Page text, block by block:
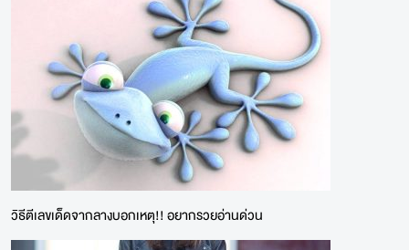
วิธีตีเลขเด็ดจากลางบอกเหตุ!! อยากรวยอ่านด่วน